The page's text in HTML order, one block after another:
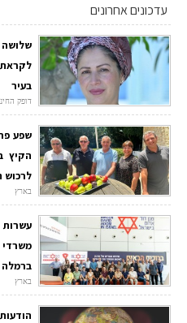
עדכונים אחרונים
שלושה
בעיר
דופק
שפע
הקיץ
לרכוש
בארץ
עשרות
ברמלה
בארץ